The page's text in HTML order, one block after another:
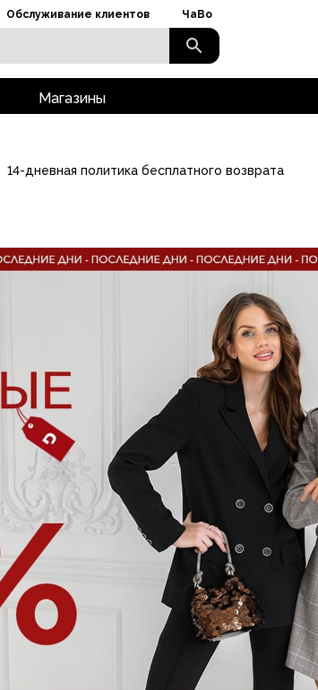
Обслуживание клиентов ЧаВо
Магазины
14-дневная политика бесплатного возврата